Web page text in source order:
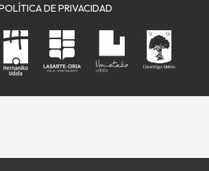
DE PRIVACIDAD